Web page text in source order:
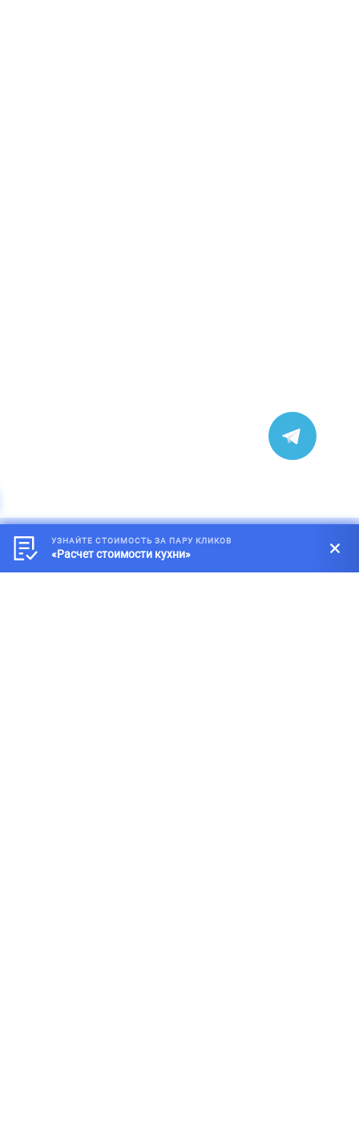
*Обращаем внимание на то, что данный интернет-сайт, а также
вся информация о товарах и ценах, предоставленная на нём,
носит исключительно информационный характер и ни при каких
УЗНАЙТЕ СТОИМОСТЬ ЗА ПАРУ КЛИКОВ
«Расчет стоимости кухни»